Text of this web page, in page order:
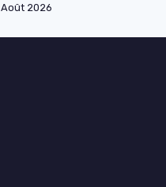
Août 2026